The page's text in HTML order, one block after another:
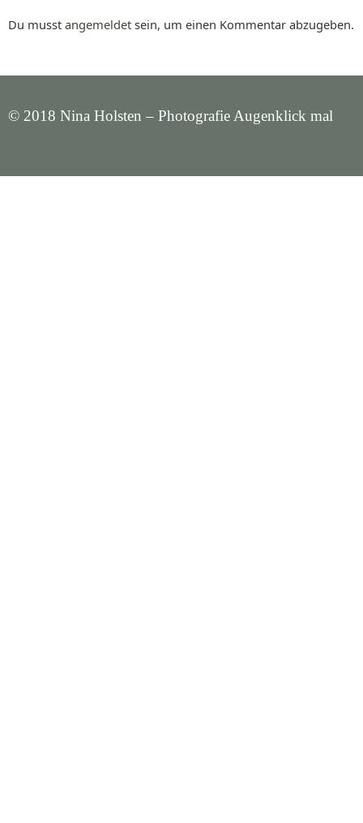
Du musst angemeldet sein, um einen Kommentar abzugeben.
© 2018 Nina Holsten – Photografie Augenklick mal